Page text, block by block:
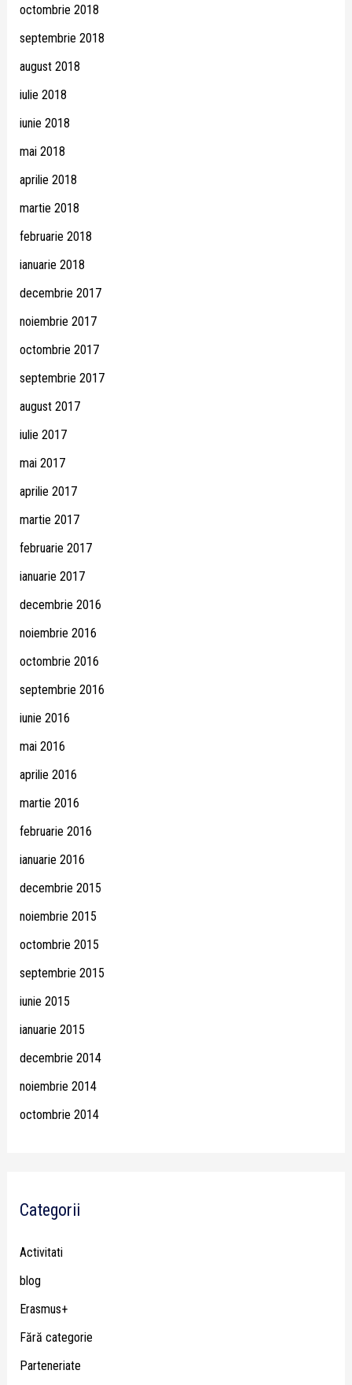
octombrie 2018
septembrie 2018
august 2018
iulie 2018
iunie 2018
mai 2018
aprilie 2018
martie 2018
februarie 2018
ianuarie 2018
decembrie 2017
noiembrie 2017
octombrie 2017
septembrie 2017
august 2017
iulie 2017
mai 2017
aprilie 2017
martie 2017
februarie 2017
ianuarie 2017
decembrie 2016
noiembrie 2016
octombrie 2016
septembrie 2016
iunie 2016
mai 2016
aprilie 2016
martie 2016
februarie 2016
ianuarie 2016
decembrie 2015
noiembrie 2015
octombrie 2015
septembrie 2015
iunie 2015
ianuarie 2015
decembrie 2014
noiembrie 2014
octombrie 2014
Categorii
Activitati
blog
Erasmus+
Fără categorie
Parteneriate